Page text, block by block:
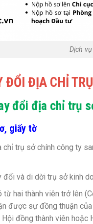
Dịch
ĐỔI ĐỊA CHỈ
đổi địa chỉ trụ
giấy tờ
trụ sở chính công ty
đổi và di dời trụ sở kinh
từ hai thành viên trở lên
được sự đồng thuận
đồng thành viên hoặc